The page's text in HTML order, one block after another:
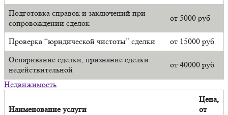
Подготовка справок и заключений при
сопровождении сделок
от 5000 руб
Проверка “юридической чистоты” сделки
от 15000 руб
Оспаривание сделки, признание сделки
недействительной
от 40000 руб
Недвижимость
Наименование услуги
Цена,
от